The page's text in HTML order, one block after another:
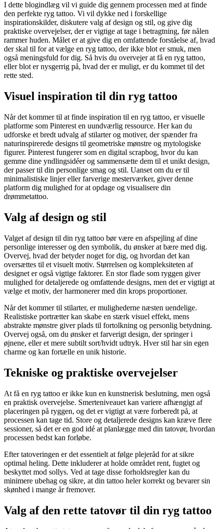
I dette blogindlæg vil vi guide dig gennem processen med at finde
den perfekte ryg tattoo. Vi vil dykke ned i forskellige
inspirationskilder, diskutere valg af design og stil, og give dig
praktiske overvejelser, der er vigtige at tage i betragtning, før nålen
rammer huden. Målet er at give dig en omfattende forståelse af, hvad
der skal til for at vælge en ryg tattoo, der ikke blot er smuk, men
også meningsfuld for dig. Så hvis du overvejer at få en ryg tattoo,
eller blot er nysgerrig på, hvad der er muligt, er du kommet til det
rette sted.
Visuel inspiration til din ryg tattoo
Når det kommer til at finde inspiration til en ryg tattoo, er visuelle
platforme som Pinterest en uundværlig ressource. Her kan du
udforske et bredt udvalg af stilarter og motiver, der spænder fra
naturinspirerede designs til geometriske mønstre og mytologiske
figurer. Pinterest fungerer som en digital scrapbog, hvor du kan
gemme dine yndlingsidéer og sammensætte dem til et unikt design,
der passer til din personlige smag og stil. Uanset om du er til
minimalistiske linjer eller farverige mesterværker, giver denne
platform dig mulighed for at opdage og visualisere din
drømmetattoo.
Valg af design og stil
Valget af design til din ryg tattoo bør være en afspejling af dine
personlige interesser og den symbolik, du ønsker at bære med dig.
Overvej, hvad der betyder noget for dig, og hvordan det kan
oversættes til et visuelt motiv. Størrelsen og kompleksiteten af
designet er også vigtige faktorer. En stor flade som ryggen giver
mulighed for detaljerede og omfattende designs, men det er vigtigt at
vælge et motiv, der harmonerer med din krops proportioner.
Når det kommer til stilarter, er mulighederne næsten uendelige.
Realistiske portrætter kan skabe en stærk visuel effekt, mens
abstrakte mønstre giver plads til fortolkning og personlig betydning.
Overvej også, om du ønsker et farverigt design, der springer i
øjnene, eller et mere subtilt sort/hvidt udtryk. Hver stil har sin egen
charme og kan fortælle en unik historie.
Tekniske og praktiske overvejelser
At få en ryg tattoo er ikke kun en kunstnerisk beslutning, men også
en praktisk overvejelse. Smerteniveauet kan variere afhængigt af
placeringen på ryggen, og det er vigtigt at være forberedt på, at
processen kan tage tid. Store og detaljerede designs kan kræve flere
sessioner, så det er en god idé at planlægge med din tatovør, hvordan
processen bedst kan forløbe.
Efter tatoveringen er det essentielt at følge plejeråd for at sikre
optimal heling. Dette inkluderer at holde området rent, fugtet og
beskyttet mod sollys. Ved at tage disse forholdsregler kan du
minimere ubehag og sikre, at din tattoo heler korrekt og bevarer sin
skønhed i mange år fremover.
Valg af den rette tatovør til din ryg tattoo